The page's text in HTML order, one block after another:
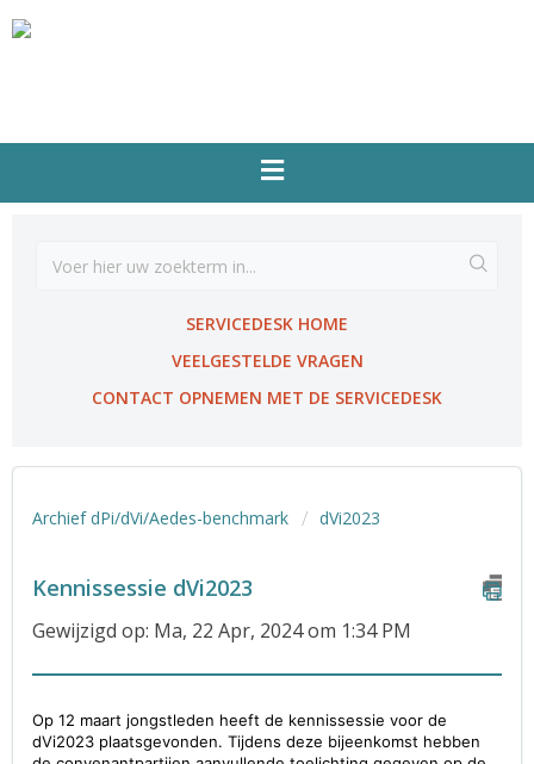
SERVICEDESK HOME
VEELGESTELDE VRAGEN
CONTACT OPNEMEN MET DE SERVICEDESK
Archief dPi/dVi/Aedes-benchmark dVi2023
Kennissessie dVi2023
Gewijzigd op: Ma, 22 Apr, 2024 om 1:34 PM
Op 12 maart jongstleden heeft de kennissessie voor de
dVi2023 plaatsgevonden. Tijdens deze bijeenkomst hebben